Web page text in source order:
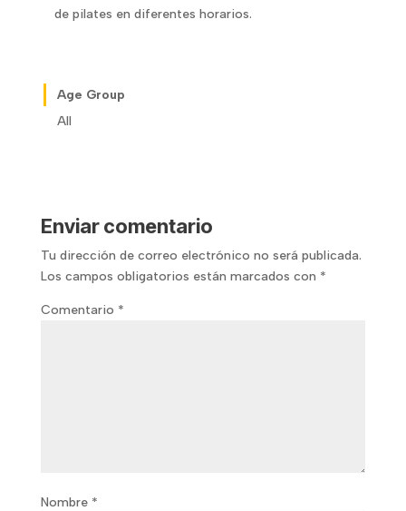
de pilates en diferentes horarios.
Age Group
All
Enviar comentario
Tu dirección de correo electrónico no será publicada.
Los campos obligatorios están marcados con *
Comentario *
Nombre *